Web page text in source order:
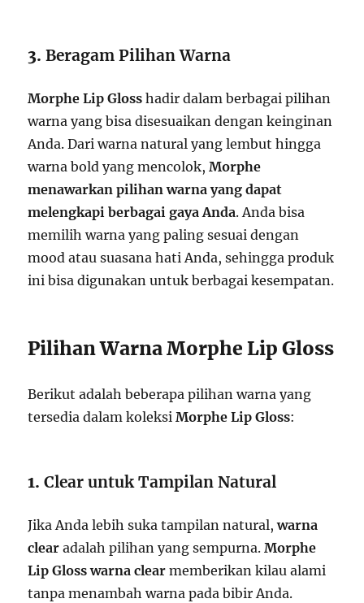
3.Beragam Pilihan Warna
Morphe Lip Gloss hadir dalam berbagai pilihan
warna yang bisa disesuaikan dengan keinginan
Anda. Dari warna natural yang lembut hingga
warna bold yang mencolok,Morphe
menawarkan pilihan warna yang dapat
melengkapi berbagai gaya Anda. Anda bisa
memilih warna yang paling sesuai dengan
mood atau suasana hati Anda, sehingga produk
ini bisa digunakan untuk berbagai kesempatan.
Pilihan Warna Morphe Lip Gloss
Berikut adalah beberapa pilihan warna yang
tersedia dalam koleksiMorphe Lip Gloss:
1.Clear untuk Tampilan Natural
Jika Anda lebih suka tampilan natural,warna
clear adalah pilihan yang sempurna.Morphe
Lip Gloss warna clear memberikan kilau alami
tanpa menambah warna pada bibir Anda.